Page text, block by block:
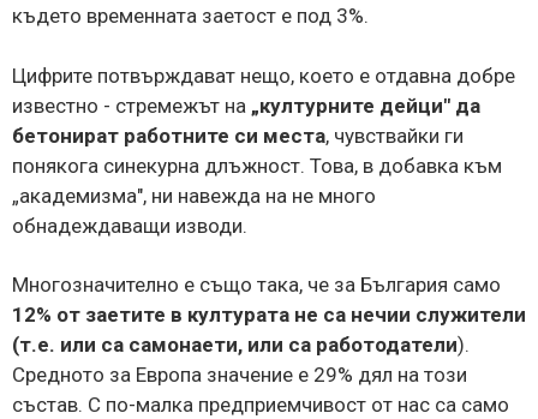
където временната заетост е под 3%.
Цифрите потвърждават нещо, което е отдавна добре
известно - стремежът на „културните дейци" да
бетонират работните си места, чувствайки ги
понякога синекурна длъжност. Това, в добавка към
„академизма", ни навежда на не много
обнадеждаващи изводи.
Многозначително е също така, че за България само
12% от заетите в културата не са нечии служители
(т.е. или са самонаети, или са работодатели).
Средното за Европа значение е 29% дял на този
състав. С по-малка предприемчивост от нас са само